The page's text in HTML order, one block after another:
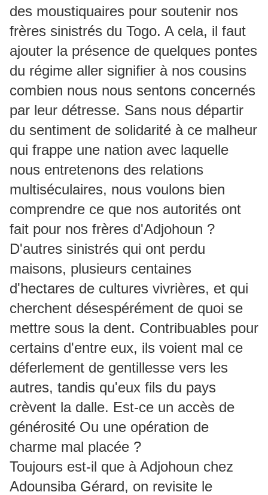
des moustiquaires pour soutenir nos
frères sinistrés du Togo. A cela, il faut
ajouter la présence de quelques pontes
du régime aller signifier à nos cousins
combien nous nous sentons concernés
par leur détresse. Sans nous départir
du sentiment de solidarité à ce malheur
qui frappe une nation avec laquelle
nous entretenons des relations
multiséculaires, nous voulons bien
comprendre ce que nos autorités ont
fait pour nos frères d'Adjohoun ?
D'autres sinistrés qui ont perdu
maisons, plusieurs centaines
d'hectares de cultures vivrières, et qui
cherchent désespérément de quoi se
mettre sous la dent. Contribuables pour
certains d'entre eux, ils voient mal ce
déferlement de gentillesse vers les
autres, tandis qu'eux fils du pays
crèvent la dalle. Est-ce un accès de
générosité Ou une opération de
charme mal placée ?
Toujours est-il que à Adjohoun chez
Adounsiba Gérard, on revisite le